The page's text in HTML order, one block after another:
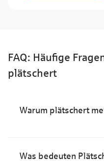
FAQ: Häufige
plätschert
Warum plätschert
Was bedeuten